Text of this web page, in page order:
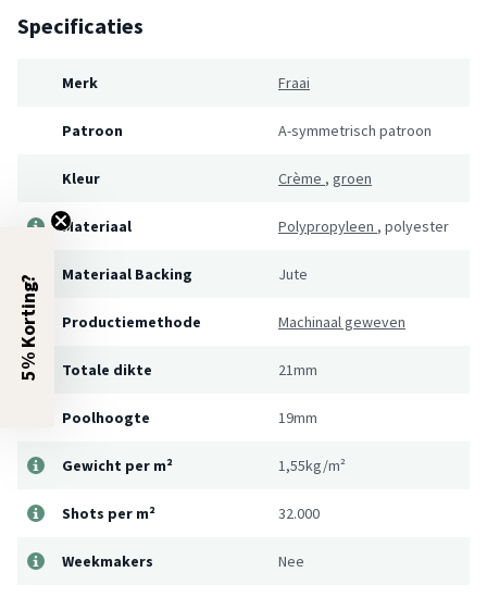
Specificaties
Merk Fraai
Patroon A-symmetrisch patroon
Kleur Crème , groen
Materiaal Polypropyleen , polyester
Materiaal Backing Jute
Productiemethode Machinaal geweven
Totale dikte 21mm
Poolhoogte 19mm
Gewicht per m² 1,55kg/m²
Shots per m² 32.000
Weekmakers Nee
5% Korting?